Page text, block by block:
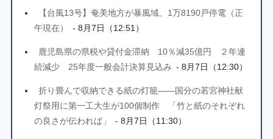
【台風13号】奄美地方が暴風域、1万8190戸停電（正
午現在）
- 8月7日（12:51）
鹿児島県の県税や貸付金滞納 10％減35億円 ２年連
続減少 25年度一般会計決算見込み - 8月7日（12:30）
折り畳んで収納できる紙の灯籠――国分の若宮神社献
灯祭用に第一工大生が100個制作 「竹と紙のそれぞれ
の良さが伝われば」
- 8月7日（11:30）